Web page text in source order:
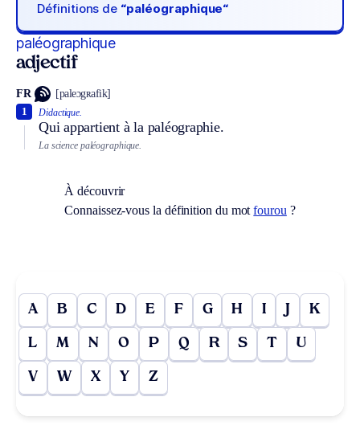
Définitions de “paléographique“
paléographique
adjectif
FR [paleɔgʀafik]
Didactique.
Qui appartient à la paléographie.
1
La science paléographique.
À découvrir
Connaissez-vous la définition du motfourou ?
A B C D E F G H I J K
L M N O P Q R S T U
V W X Y Z